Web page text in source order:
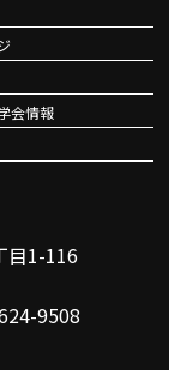
会情報
目1-116
9508